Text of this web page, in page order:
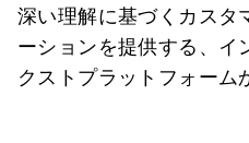
深い理解に基づくカスタ
ーションを提供する、イ
クストプラットフォーム